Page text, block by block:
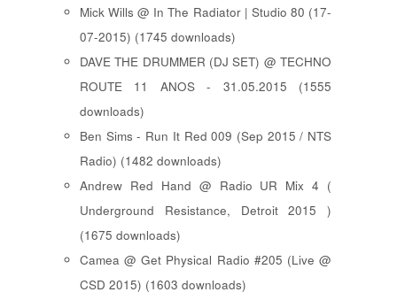
Mick Wills @ In The Radiator | Studio 80 (17-
07-2015) (1745 downloads)
DAVE THE DRUMMER (DJ SET) @ TECHNO
ROUTE 11 ANOS - 31.05.2015 (1555
downloads)
Ben Sims - Run It Red 009 (Sep 2015 / NTS
Radio) (1482 downloads)
Andrew Red Hand @ Radio UR Mix 4 (
Underground Resistance, Detroit 2015 )
(1675 downloads)
Camea @ Get Physical Radio #205 (Live @
CSD 2015) (1603 downloads)